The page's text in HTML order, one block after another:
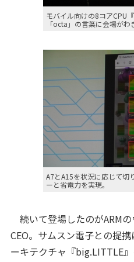
モバイル向けの8コアCPU
「octa」の言葉に会場がわ
A7とA15を状況に応じて切
ーと省電力を実現。
続いて登場したのがARM
CEO。サムスン電子との提
ーキテクチャ『big.LITTLE